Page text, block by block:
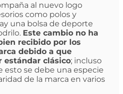
al nuevo logo
como polos y
una bolsa de deporte
Este cambio no ha
recibido por los
debido a que
estándar clásico; incluso
esto se debe una especie
de la marca en varios